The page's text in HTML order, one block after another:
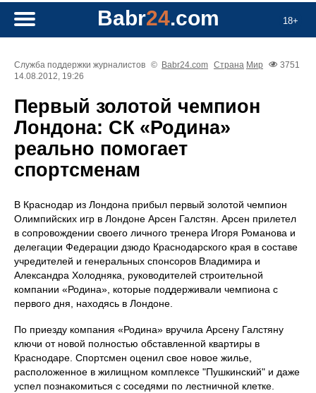
18+
Babr24.com
Служба поддержки журналистов © Babr24.com Страна Мир
3751
14.08.2012, 19:26
Первый золотой чемпион
Лондона: СК «Родина»
реально помогает
спортсменам
В Краснодар из Лондона прибыл первый золотой чемпион
Олимпийских игр в Лондоне Арсен Галстян. Арсен прилетел
в сопровождении своего личного тренера Игоря Романова и
делегации Федерации дзюдо Краснодарского края в составе
учредителей и генеральных спонсоров Владимира и
Александра Холодняка, руководителей строительной
компании «Родина», которые поддерживали чемпиона с
первого дня, находясь в Лондоне.
По приезду компания «Родина» вручила Арсену Галстяну
ключи от новой полностью обставленной квартиры в
Краснодаре. Спортсмен оценил свое новое жилье,
расположенное в жилищном комплексе "Пушкинский" и даже
успел познакомиться с соседями по лестничной клетке.